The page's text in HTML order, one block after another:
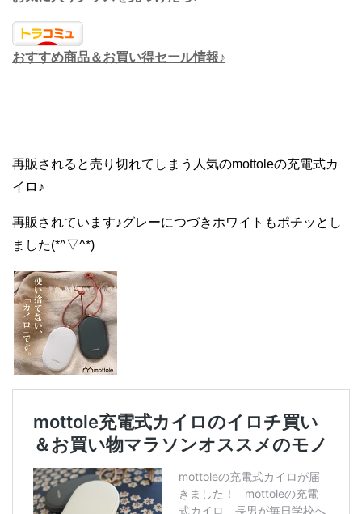
おすすめ商品＆お買い得セール情報♪
再販されると売り切れてしまう人気のmottoleの充電式カ
イロ♪
再販されています♪グレーにつづきホワイトもポチッとし
ました(*^▽^*)